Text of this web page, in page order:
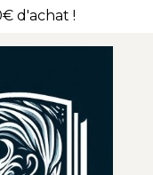
d'achat !